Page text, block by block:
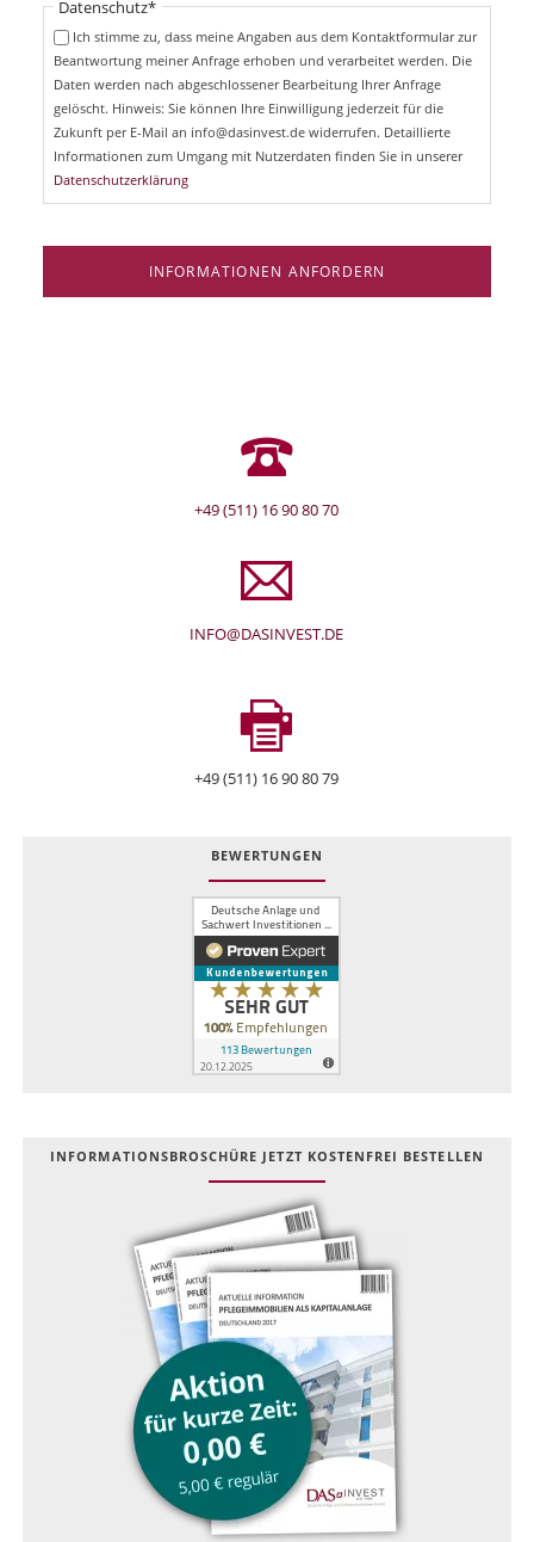
f
Pflichtfeld
Datenschutz*
Ich stimme zu, dass meine Angaben aus dem Kontaktformular zur
Beantwortung meiner Anfrage erhoben und verarbeitet werden. Die
Daten werden nach abgeschlossener Bearbeitung Ihrer Anfrage
gelöscht. Hinweis: Sie können Ihre Einwilligung jederzeit für die
Zukunft per E-Mail an info@dasinvest.de widerrufen. Detaillierte
Informationen zum Umgang mit Nutzerdaten finden Sie in unserer
Datenschutzerklärung
INFORMATIONEN ANFORDERN
+49 (511) 16 90 80 70
INFO@DASINVEST.DE
+49 (511) 16 90 80 79
BEWERTUNGEN
INFOR­MATIONS­BROSCHÜRE JETZT KOSTEN­FREI BESTELLEN